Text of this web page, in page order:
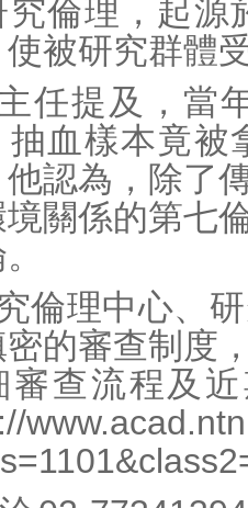
究倫理，起源
使被研究群體
任提及，當
抽血樣本竟被
認為，除了
關係的第七
倫理中心、
密的審查制度
審查流程及
://
&class2